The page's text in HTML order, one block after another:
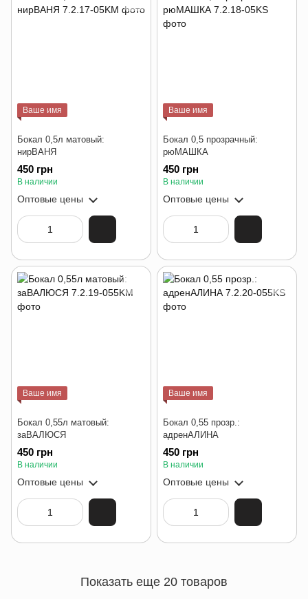
Ваше имя
Бокал 0,5л матовый:
нирВАНЯ
450 грн
В наличии
Оптовые цены
Ваше имя
Бокал 0,5 прозрачный:
рюМАШКА
450 грн
В наличии
Оптовые цены
Ваше имя
Бокал 0,55л матовый:
заВАЛЮСЯ
450 грн
В наличии
Оптовые цены
Ваше имя
Бокал 0,55 прозр.:
адренАЛИНА
450 грн
В наличии
Оптовые цены
Показать еще 20 товаров